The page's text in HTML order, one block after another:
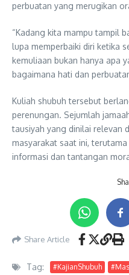
perbuatan yang merugikan
“Kadang kita mampu tampil
lupa memperbaiki diri ketika
kemuliaan bukan hanya apa
bagaimana hati dan
Kuliah shubuh tersebut
perenungan. Sejumlah
tausiyah yang dinilai relevan
masyarakat saat ini,
informasi dan tantangan
Share Article
Tag: #KajianShubuh